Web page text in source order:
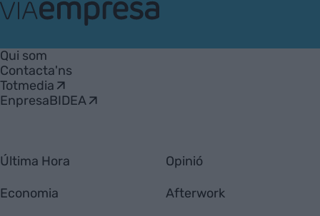
Empresa
Qui som
Contacta'ns
Totmedia
EnpresaBIDEA
Última Hora
Economia
Opinió
Afterwork